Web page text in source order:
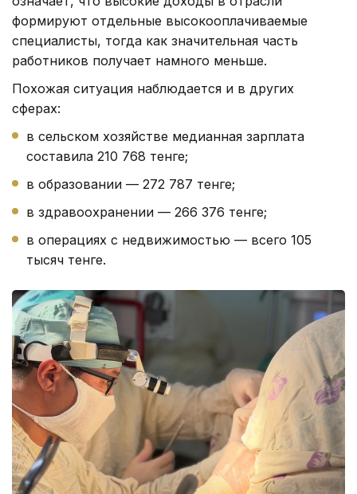
формируют отдельные высокооплачиваемые
специалисты, тогда как значительная часть
работников получает намного меньше.
Похожая ситуация наблюдается и в других
сферах:
в сельском хозяйстве медианная зарплата
составила 210 768 тенге;
в образовании — 272 787 тенге;
в здравоохранении — 266 376 тенге;
в операциях с недвижимостью — всего 105
тысяч тенге.